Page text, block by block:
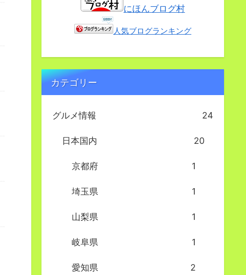
にほんブログ村
人気ブログランキング
カテゴリー
グルメ情報 24
日本国内 20
京都府 1
埼玉県 1
山梨県 1
岐阜県 1
愛知県 2